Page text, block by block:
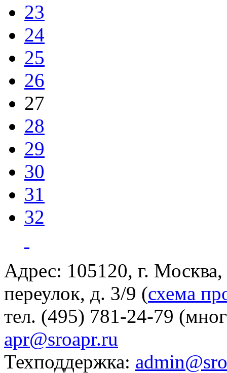
23
24
25
26
27
28
29
30
31
32
Адрес: 105120, г.
переулок, д. 3/9 (схема
тел. (495) 781-24-79
apr@sroapr.ru
Техподдержка: